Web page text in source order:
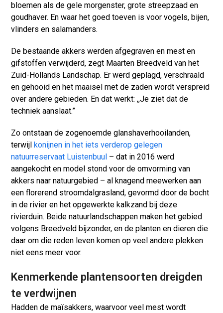
bloemen als de gele morgenster, grote streepzaad en
goudhaver. En waar het goed toeven is voor vogels, bijen,
vlinders en salamanders.
De bestaande akkers werden afgegraven en mest en
gifstoffen verwijderd, zegt Maarten Breedveld van het
Zuid-Hollands Landschap. Er werd geplagd, verschraald
en gehooid en het maaisel met de zaden wordt verspreid
over andere gebieden. En dat werkt: ,,Je ziet dat de
techniek aanslaat.”
Zo ontstaan de zogenoemde glanshaverhooilanden,
terwijl konijnen in het iets verderop gelegen
natuurreservaat Luistenbuul – dat in 2016 werd
aangekocht en model stond voor de omvorming van
akkers naar natuurgebied – al knagend meewerken aan
een florerend stroomdalgrasland, gevormd door de bocht
in de rivier en het opgewerkte kalkzand bij deze
rivierduin. Beide natuurlandschappen maken het gebied
volgens Breedveld bijzonder, en de planten en dieren die
daar om die reden leven komen op veel andere plekken
niet eens meer voor.
Kenmerkende plantensoorten dreigden
te verdwijnen
Hadden de maïsakkers, waarvoor veel mest wordt